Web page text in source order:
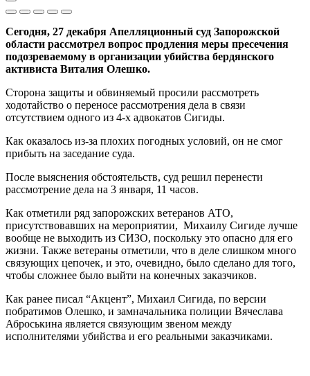
Сегодня, 27 декабря Апелляционный суд Запорожской
области рассмотрел вопрос продления меры пресечения
подозреваемому в организации убийства бердянского
активиста Виталия Олешко.
Сторона защиты и обвиняемый просили рассмотреть
ходотайство о переносе рассмотрения дела в связи
отсутствием одного из 4-х адвокатов Сигиды.
Как оказалось из-за плохих погодных условий, он не смог
прибыть на заседание суда.
После выяснения обстоятельств, суд решил перенести
рассмотрение дела на 3 января, 11 часов.
Как отметили ряд запорожских ветеранов АТО,
присутствовавших на мероприятии, Михаилу Сигиде лучше
вообще не выходить из СИЗО, поскольку это опасно для его
жизни. Также ветераны отметили, что в деле слишком много
связующих цепочек, и это, очевидно, было сделано для того,
чтобы сложнее было выйти на конечных заказчиков.
Как ранее писал “Акцент”, Михаил Сигида, по версии
побратимов Олешко, и замначальника полиции Вячеслава
Аброськина является связующим звеном между
исполнителями убийства и его реальными заказчиками.